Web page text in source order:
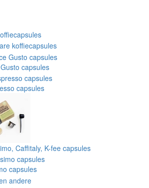
capsules
capsules
Caffitaly, K-fee capsules
capsules